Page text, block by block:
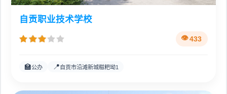
自贡职业技术学校
433
🏫公办 📍 自贡市沿滩新城糍粑坳1